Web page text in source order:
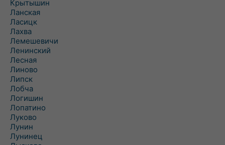
Крытышин
Ланская
Ласицк
Лахва
Лемешевичи
Ленинский
Лесная
Линово
Липск
Лобча
Логишин
Лопатино
Луково
Лунин
Лунинец